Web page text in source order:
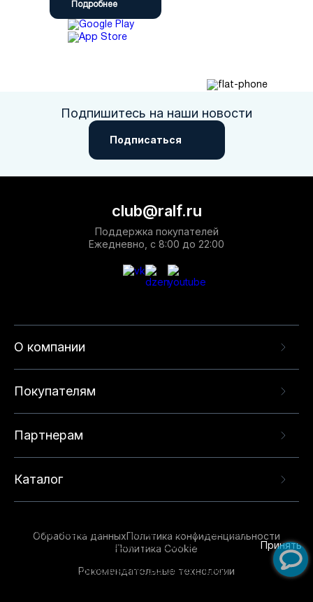
Подробнее
Подпишитесь на наши новости
Подписаться
О компании
Покупателям
Партнерам
Каталог
club@ralf.ru
Поддержка покупателей
Ежедневно, с 8:00 до 22:00
Обработка данныхПолитика конфиденциальности
Политика Cookie
Рекомендательные технологии
опыта на нашем сайте. Продолжая использовать
данный сайт, вы соглашаетесь с использованием
технологий. Для получения дополнительной
Принять